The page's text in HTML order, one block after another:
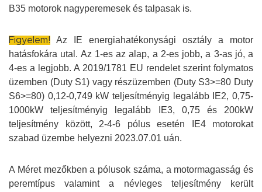
B35 motorok nagyperemesek és talpasak is.
Figyelem! Az IE energiahatékonysági osztály a motor
hatásfokára utal. Az 1-es az alap, a 2-es jobb, a 3-as jó, a
4-es a legjobb. A 2019/1781 EU rendelet szerint folymatos
üzemben (Duty S1) vagy részüzemben (Duty S3>=80 Duty
S6>=80) 0,12-0,749 kW teljesítményig legalább IE2, 0,75-
1000kW teljesítményig legalább IE3, 0,75 és 200kW
teljesítmény között, 2-4-6 pólus esetén IE4 motorokat
szabad üzembe helyezni 2023.07.01 uán.
A Méret mezőkben a pólusok száma, a motormagasság és
peremtípus valamint a névleges teljesítmény került